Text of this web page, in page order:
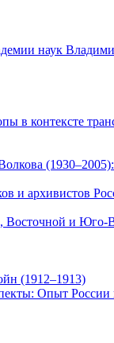
наук
в контексте
и архивистов
Восточной и
(1912–1913)
Опыт